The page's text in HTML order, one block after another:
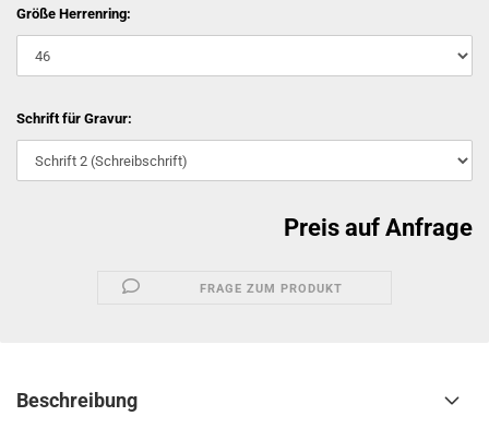
Größe Herrenring:
Schrift für Gravur:
Preis auf Anfrage
FRAGE ZUM PRODUKT
Beschreibung